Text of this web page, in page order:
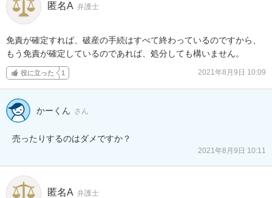
匿名A 弁護士
免責が確定すれば、破産の手続はすべて終わっているのですから、
もう免責が確定しているのであれば、処分しても構いません。
役に立った 1 2021年8月9日 10:09
かーくん さん
売ったりするのはダメですか？
2021年8月9日 10:11
匿名A 弁護士